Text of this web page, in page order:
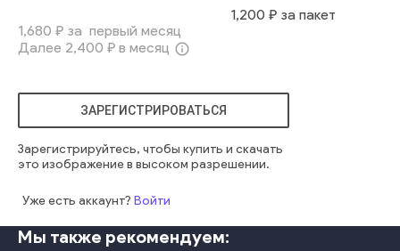
1,680 ₽ за первый месяц
Далее 2,400 ₽ в месяц info_outline
1,200 ₽ за пакет
ЗАРЕГИСТРИРОВАТЬСЯ
Зарегистрируйтесь, чтобы купить и скачать
это изображение в высоком разрешении.
Уже есть аккаунт? Войти
Мы также рекомендуем: